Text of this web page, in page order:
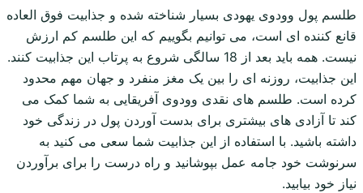
طلسم پول وودوی یهودی بسیار شناخته شده و جذابیت فوق العاده
قانع کننده ای است، می توانیم بگوییم که این طلسم کم ارزش
نیست. همه باید بعد از 18 سالگی شروع به پرتاب این جذابیت کنند.
این جذابیت، روزنه ای را بین یک مغز منفرد و جهان مهم محدود
کرده است. طلسم های نقدی وودوی آفریقایی به شما کمک می
کند تا آزادی های بیشتری برای بدست آوردن پول در زندگی خود
داشته باشید. با استفاده از این جذابیت شما سعی می کنید به
سرنوشت خود جامه عمل بپوشانید و راه درست را برای برآوردن
نیاز خود بیابید.